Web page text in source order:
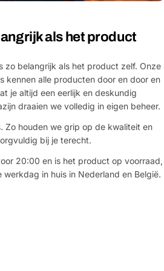
als het product
zo belangrijk als het product zelf. Onze
kennen alle producten door en door en
je altijd een eerlijk en deskundig
draaien we volledig in eigen beheer.
Zo houden we grip op de kwaliteit en
bij je terecht.
20:00 en is het product op voorraad,
in huis in Nederland en België.